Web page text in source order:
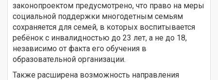
законопроектом предусмотрено, что право на меры
социальной поддержки многодетным семьям
сохраняется для семей, в которых воспитывается
ребёнок с инвалидностью до 23 лет, а не до 18,
независимо от факта его обучения в
образовательной организации.
Также расширена возможность направления